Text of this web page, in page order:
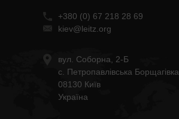
+380 (0) 67 218 28 69
kiev@leitz.org
вул. Соборна, 2-Б
с. Петропавлівська Борщагівка
08130 Київ
Україна